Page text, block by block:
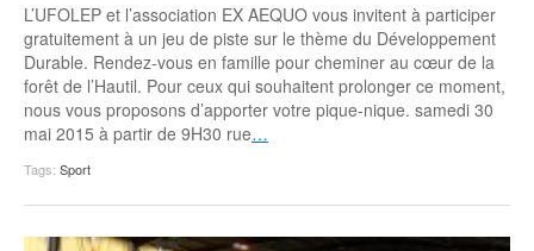
L’UFOLEP et l’association EX AEQUO vous invitent à participer
gratuitement à un jeu de piste sur le thème du Développement
Durable. Rendez-vous en famille pour cheminer au cœur de la
forêt de l’Hautil. Pour ceux qui souhaitent prolonger ce moment,
nous vous proposons d’apporter votre pique-nique. samedi 30
mai 2015 à partir de 9H30 rue…
Tags: Sport